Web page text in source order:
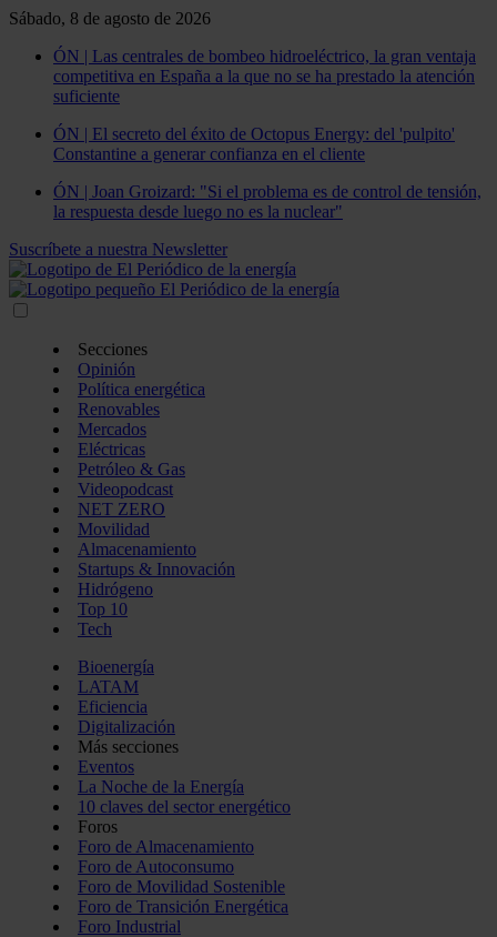
Sábado, 8 de agosto de 2026
ÓN | Las centrales de bombeo hidroeléctrico, la gran ventaja
competitiva en España a la que no se ha prestado la atención
suficiente
ÓN | El secreto del éxito de Octopus Energy: del 'pulpito'
Constantine a generar confianza en el cliente
ÓN | Joan Groizard: "Si el problema es de control de tensión,
la respuesta desde luego no es la nuclear"
Suscríbete a nuestra Newsletter
Secciones
Opinión
Política energética
Renovables
Mercados
Eléctricas
Petróleo & Gas
Videopodcast
NET ZERO
Movilidad
Almacenamiento
Startups & Innovación
Hidrógeno
Top 10
Tech
Bioenergía
LATAM
Eficiencia
Digitalización
Más secciones
Eventos
La Noche de la Energía
10 claves del sector energético
Foros
Foro de Almacenamiento
Foro de Autoconsumo
Foro de Movilidad Sostenible
Foro de Transición Energética
Foro Industrial